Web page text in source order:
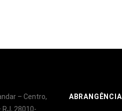
– Centro,
28010-
ABRANGÊNCIA